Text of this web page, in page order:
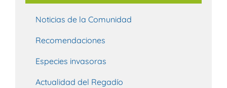
Noticias de la Comunidad
Recomendaciones
Especies invasoras
Actualidad del Regadío